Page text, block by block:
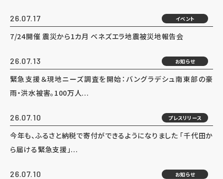
26.07.17 イベント
7/24開催 震災から1カ月 ベネズエラ地震被災地報告会
26.07.13 お知らせ
緊急支援＆現地ニーズ調査を開始：バングラデシュ南東部の豪
雨・洪水被害。100万人...
26.07.10 プレスリリース
今年も、ふるさと納税で寄付ができるようになりました 「千代田か
ら届ける緊急支援」...
26.07.10 お知らせ